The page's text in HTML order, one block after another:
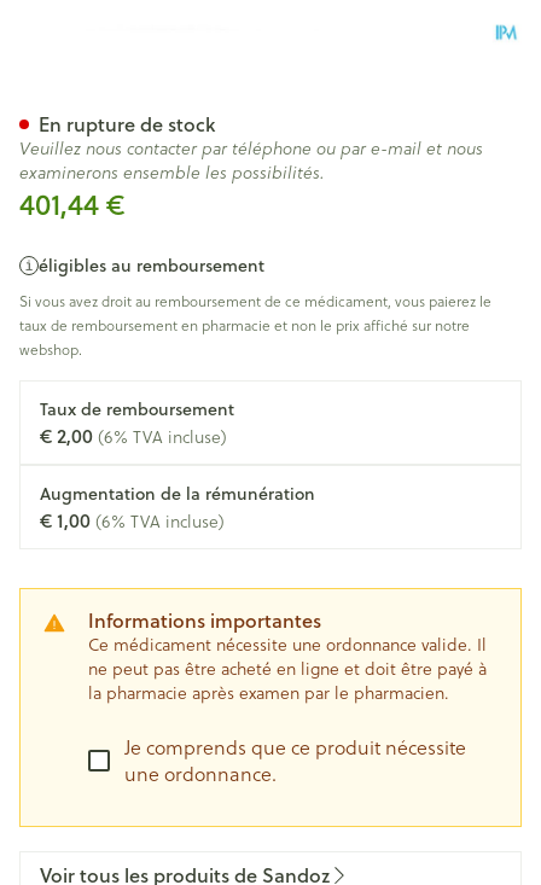
401,44 €
éligibles au remboursement
Si vous avez droit au remboursement de ce médicament, vous paierez le
taux de remboursement en pharmacie et non le prix affiché sur notre
webshop.
Taux de remboursement
€ 2,00(6% TVA incluse)
Augmentation de la rémunération
€ 1,00(6% TVA incluse)
Informations importantes
Ce médicament nécessite une ordonnance valide. Il
ne peut pas être acheté en ligne et doit être payé à
la pharmacie après examen par le pharmacien.
Je comprends que ce produit nécessite
une ordonnance.
En rupture de stock
Veuillez nous contacter par téléphone ou par e-mail et nous
examinerons ensemble les possibilités.
Voir tous les produits de Sandoz